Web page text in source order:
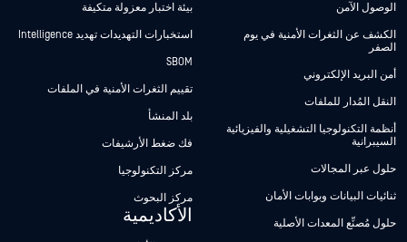
الوصول الآمن
الكشف عن الثغرات الأمنية في يوم
الصفر
أمن البريد الإلكتروني
النقل المُدار للملفات
أنظمة التكنولوجيا التشغيلية والفيزيائية
السيبرانية
حلول عبر المجالات
ثنائيات البيانات وبوابات الأمان
حلول مُصنِّع المعدات الأصلية
بيئة اختبار معزولة متكيفة
استخبارات التهديدات تهديد Intelligence
SBOM
تقييم الثغرات الأمنية في الملفات
بلد المنشأ
فك ضغط الأرشيفات
مركز التكنولوجيا
مركز البحوث
الأكاديمية